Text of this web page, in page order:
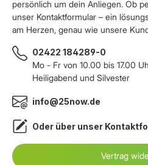
persönlich um dein Anliegen. Ob
unser Kontaktformular – ein
am Herzen, genau wie unsere
02422 184289-0
Mo - Fr von 10.00 bis 17.00
Heiligabend und Silvester
info@25now.de
Oder über unser
Vertrag